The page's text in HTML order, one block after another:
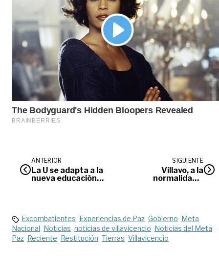
ANTERIOR
La U se adapta a la
nueva educación
SIGUIENTE
Villavo, a la
normalidad –
Excombatientes Experiencias de Paz Gobierno Meta
Nacional Noticias noticias de villavicencio Noticias del Meta
Paz Reciente Restitución Tierras Villavicencio